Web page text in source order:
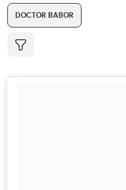
DOCTOR BABOR